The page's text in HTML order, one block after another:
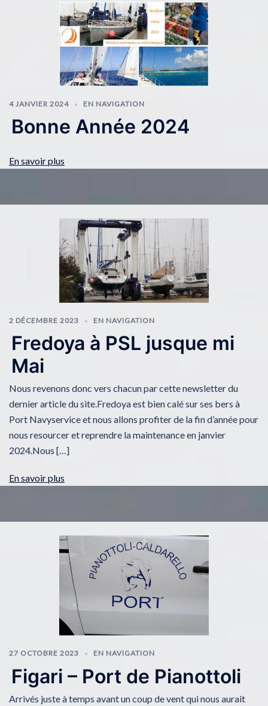
4 JANVIER 2024 EN NAVIGATION
Bonne Année 2024
En savoir plus
2 DÉCEMBRE 2023 EN NAVIGATION
Fredoya à PSL jusque mi
Mai
Nous revenons donc vers chacun par cette newsletter du
dernier article du site.Fredoya est bien calé sur ses bers à
Port Navyservice et nous allons profiter de la fin d’année pour
nous resourcer et reprendre la maintenance en janvier
2024.Nous […]
En savoir plus
27 OCTOBRE 2023 EN NAVIGATION
Figari – Port de Pianottoli
Arrivés juste à temps avant un coup de vent qui nous aurait